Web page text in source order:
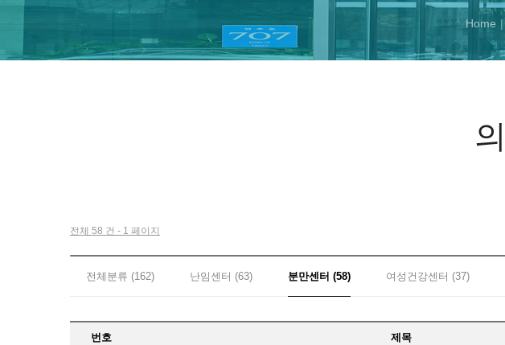
Home
전체 58 건 - 1 페이지
전체분류 (162) 난임센터 (63) 분만센터 (58) 여성건강센터 (37)
번호 제목